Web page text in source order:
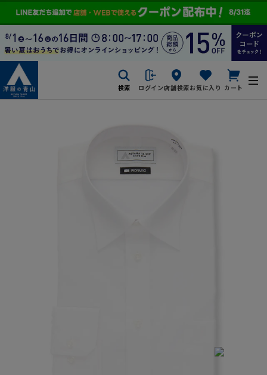
検索 ログイン店舗検索お気に入り カート